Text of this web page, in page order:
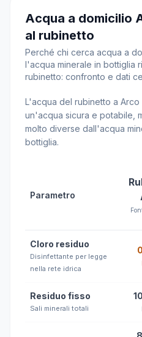
Acqua a domicilio
al rubinetto
Perché chi cerca acqua a
l'acqua minerale in bottiglia
rubinetto: confronto e dati
L'acqua del rubinetto a
un'acqua sicura e potabile,
molto diverse dall'acqua
bottiglia.
Parametro
Cloro residuo
Disinfettante per legge
nella rete idrica
Residuo fisso
Sali minerali totali